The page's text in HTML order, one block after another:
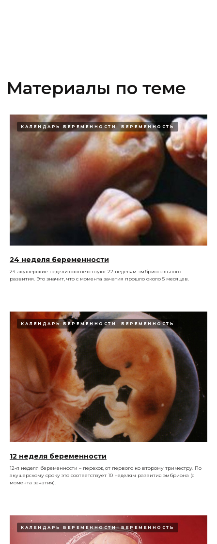
КАЛЕНДАРЬ БЕРЕМЕННОСТИ БЕРЕМЕННОСТЬ
24 неделя беременности
24 акушерские недели соответствуют 22 неделям эмбрионального
развития. Это значит, что с момента зачатия прошло около 5 месяцев.
КАЛЕНДАРЬ БЕРЕМЕННОСТИ БЕРЕМЕННОСТЬ
12 неделя беременности
12-я неделя беременности – переход от первого ко второму триместру. По
акушерскому сроку это соответствует 10 неделям развития эмбриона (с
момента зачатия).
КАЛЕНДАРЬ БЕРЕМЕННОСТИ БЕРЕМЕННОСТЬ